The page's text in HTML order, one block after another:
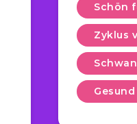
Schön
Zyklus